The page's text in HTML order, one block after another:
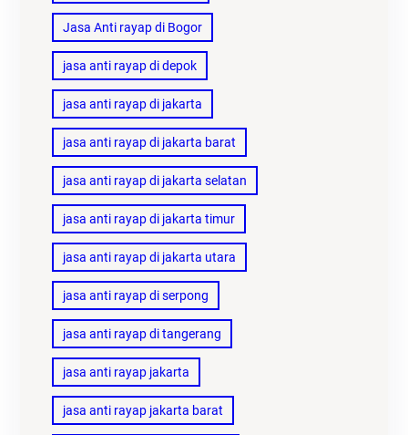
Jasa Anti rayap di Bogor
jasa anti rayap di depok
jasa anti rayap di jakarta
jasa anti rayap di jakarta barat
jasa anti rayap di jakarta selatan
jasa anti rayap di jakarta timur
jasa anti rayap di jakarta utara
jasa anti rayap di serpong
jasa anti rayap di tangerang
jasa anti rayap jakarta
jasa anti rayap jakarta barat